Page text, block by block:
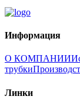
Информация
О КОМПАНИИ
трубки
Линки